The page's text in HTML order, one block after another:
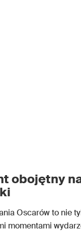
obojętny
Oscarów to nie
momentami